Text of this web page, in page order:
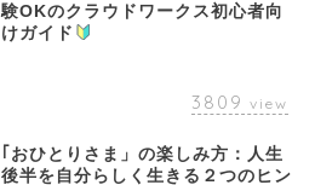
験OKのクラウドワークス初心者向
けガイド
3809 view
｢おひとりさま」の楽しみ方：人生
後半を自分らしく生きる２つのヒン